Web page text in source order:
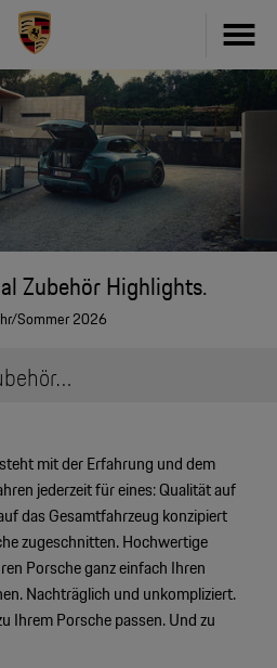
Zubehör Highlights.
Sommer 2026
Porsche Original Zubehör » für den Sommer
mit der Erfahrung und dem
jederzeit für eines: Qualität auf
das Gesamtfahrzeug konzipiert
zugeschnitten. Hochwertige
Porsche ganz einfach Ihren
Nachträglich und unkompliziert.
Ihrem Porsche passen. Und zu